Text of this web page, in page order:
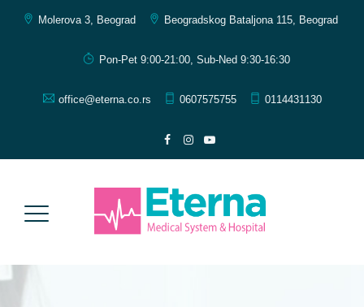
Molerova 3, Beograd Beogradskog Bataljona 115, Beograd
Pon-Pet 9:00-21:00, Sub-Ned 9:30-16:30
office@eterna.co.rs 0607575755 0114431130